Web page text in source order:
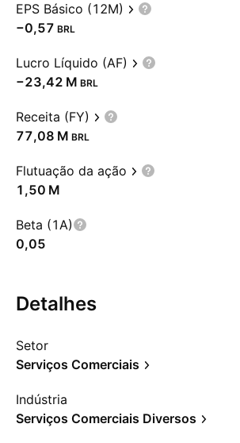
EPS Básico (12M)
−0,57 BRL
Lucro Líquido (AF)
‪−23,42 M‬ BRL
Receita (FY)
‪77,08 M‬ BRL
Flutuação da ação
‪1,50 M‬
Beta (1A)
0,05
Detalhes
Setor
Serviços Comerciais
Indústria
Serviços Comerciais Diversos